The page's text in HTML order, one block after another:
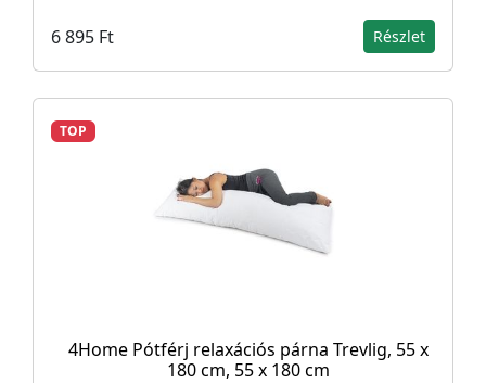
6 895 Ft Részlet
TOP
4Home Pótférj relaxációs párna Trevlig, 55 x
180 cm, 55 x 180 cm